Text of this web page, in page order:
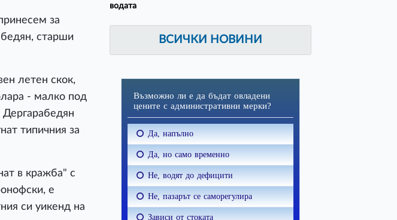
за
старши
летен скок,
- малко под
Дергарабедян
типичния за
в кражба" с
е
си уикенд на
водата
ВСИЧКИ НОВИНИ